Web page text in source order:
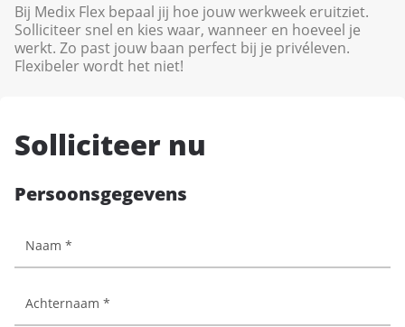
Bij Medix Flex bepaal jij hoe jouw werkweek eruitziet.
Solliciteer snel en kies waar, wanneer en hoeveel je
werkt. Zo past jouw baan perfect bij je privéleven.
Flexibeler wordt het niet!
Solliciteer nu
Persoonsgegevens